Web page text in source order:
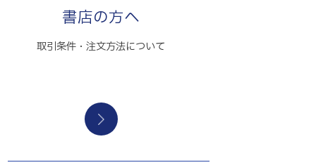
書店の方へ
取引条件・注文方法について